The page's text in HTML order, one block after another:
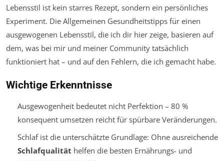
Lebensstil ist kein starres Rezept, sondern ein persönliches
Experiment. Die Allgemeinen Gesundheitstipps für einen
ausgewogenen Lebensstil, die ich dir hier zeige, basieren auf
dem, was bei mir und meiner Community tatsächlich
funktioniert hat – und auf den Fehlern, die ich gemacht habe.
Wichtige Erkenntnisse
Ausgewogenheit bedeutet nicht Perfektion – 80 %
konsequent umsetzen reicht für spürbare Veränderungen.
Schlaf ist die unterschätzte Grundlage: Ohne ausreichende
Schlafqualität helfen die besten Ernährungs- und